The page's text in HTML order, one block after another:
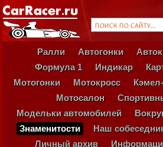
Ралли Автогонки
Формула 1
Индикар
Мотогонки
Мотокросс
Мотосалон
Модельки автомобилей
Знаменитости
Наш
Личный архив